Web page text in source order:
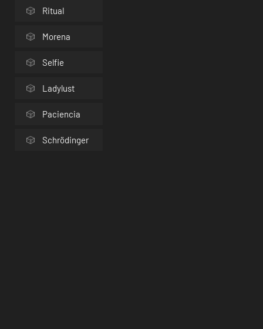
Ritual
Morena
Selfie
Ladylust
Paciencia
Schrödinger